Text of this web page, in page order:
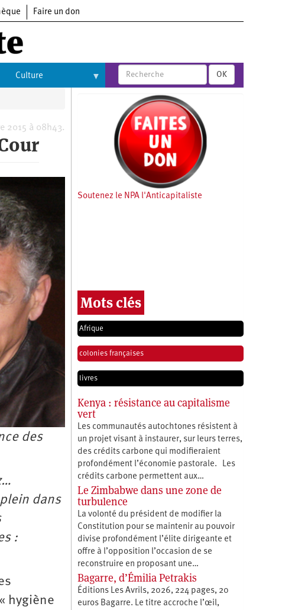
Faire un don
Culture OK
2015 à 08h43.
des
dans
:
hygiène
Soutenez le NPA l'Anticapitaliste
Mots clés
Afrique
colonies françaises
livres
Kenya : résistance au capitalisme
vert
Les communautés autochtones résistent à
un projet visant à instaurer, sur leurs terres,
des crédits carbone qui modifieraient
profondément l’économie pastorale. Les
crédits carbone permettent aux…
Le Zimbabwe dans une zone de
turbulence
La volonté du président de modifier la
Constitution pour se maintenir au pouvoir
divise profondément l’élite dirigeante et
offre à l’opposition l’occasion de se
reconstruire en proposant une…
Bagarre, d’Émilia Petrakis
Éditions Les Avrils, 2026, 224 pages, 20
euros Bagarre. Le titre accroche l’œil,